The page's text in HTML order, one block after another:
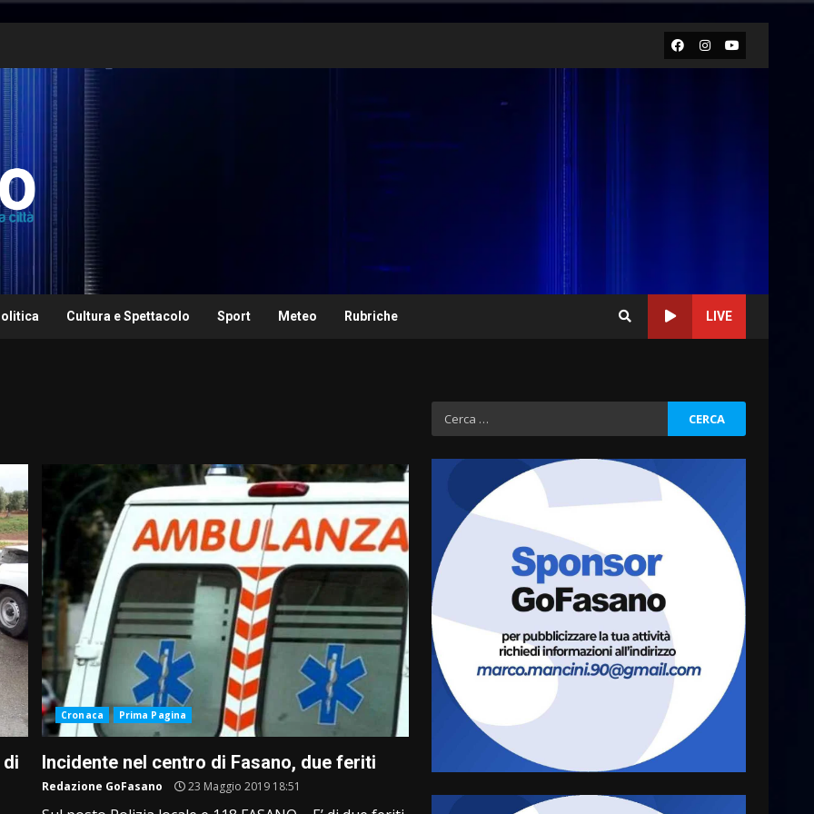
Facebook
Instagram
Youtube
Cultura e Spettacolo Sport Meteo Rubriche LIVE
Cronaca Prima Pagina
Incidente nel centro di Fasano, due feriti
Redazione GoFasano 23 Maggio 2019 18:51
Ricerca
per:
Grazia Neglia, coordinatrice
cittadina di Fratelli d’Italia,
pronta a tornare in Consiglio
comunale
6 Agosto 2026 08:00
4
Cura dei beni comuni e
cittadinanza attiva: online
l’avviso per la gestione
condivisa della Villetta di
5
La magia del Minareto e la
prima assoluta de “L’Albergo
Belvedere. Il rapimento”
6 Agosto 2026 06:15